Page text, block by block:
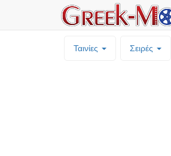
Ταινίες Σειρές